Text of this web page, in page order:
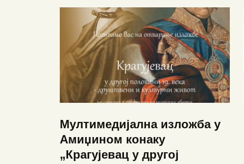
Мултимедијална изложба у
Амиџином конаку
„Крагујевац у другој